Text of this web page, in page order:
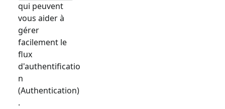
qui peuvent
vous aider à
gérer
facilement le
flux
d'authentificatio
n
(Authentication)
.